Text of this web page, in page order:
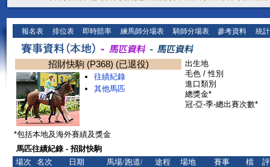
報名表 排位表 即時賠率 練馬師分場表 騎師分場表 參考資料 統
招財快駒 (P368) (已退役)
往績紀錄
其他馬匹
出生地
毛色 / 性別
進口類別
總獎金*
冠-亞-季-總出賽次數*
*包括本地及海外賽績及獎金
馬匹往績紀錄 - 招財快駒
場次
名次 日期
馬場/跑道/
途程
場地
賽事
檔
評